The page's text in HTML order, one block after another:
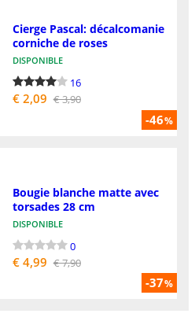
-46%
Cierge Pascal: décalcomanie
corniche de roses
DISPONIBLE
16
€ 2,09 € 3,90
-37%
Bougie blanche matte avec
torsades 28 cm
DISPONIBLE
0
€ 4,99 € 7,90